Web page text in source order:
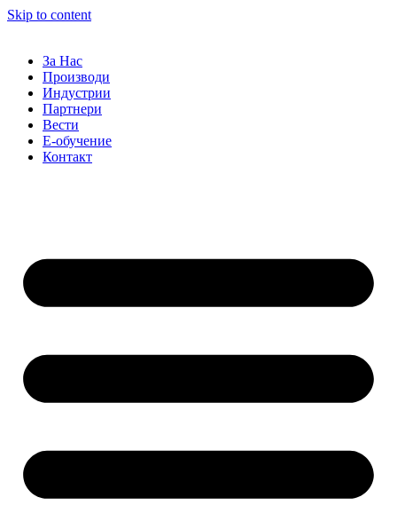
Skip to content
За Нас
Производи
Индустрии
Партнери
Вести
Е-обучение
Контакт